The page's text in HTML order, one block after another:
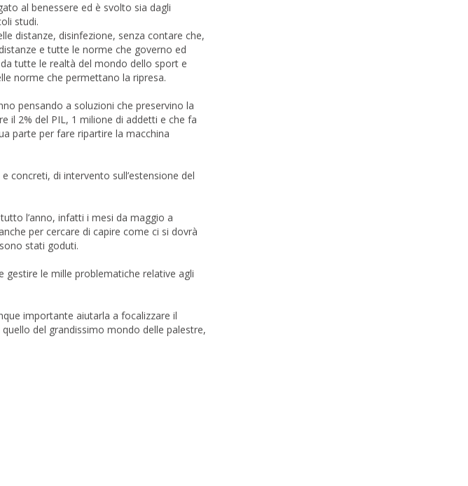
al benessere ed è svolto sia dagli
studi.
distanze, disinfezione, senza contare che,
e tutte le norme che governo ed
tutte le realtà del mondo dello sport e
norme che permettano la ripresa.
pensando a soluzioni che preservino la
il 2% del PIL, 1 milione di addetti e che fa
parte per fare ripartire la macchina
concreti, di intervento sull’estensione del
l’anno, infatti i mesi da maggio a
per cercare di capire come ci si dovrà
stati goduti.
le mille problematiche relative agli
importante aiutarla a focalizzare il
del grandissimo mondo delle palestre,